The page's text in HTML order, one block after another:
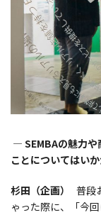
― SEMBAの魅力や
ことについてはい
杉田（企画）
普段
ゃった際に、「今